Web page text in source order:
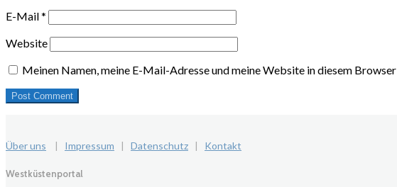
E-Mail*
Website
Meinen Namen, meine E-Mail-Adresse und meine Website in diesem
Über uns | Impressum | Datenschutz | Kontakt
Westküstenportal